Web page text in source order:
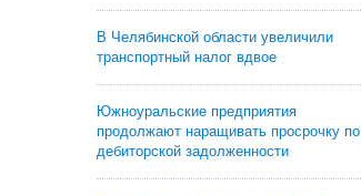
В Челябинской области увеличили
транспортный налог вдвое
Южноуральские предприятия
продолжают наращивать просрочку по
дебиторской задолженности